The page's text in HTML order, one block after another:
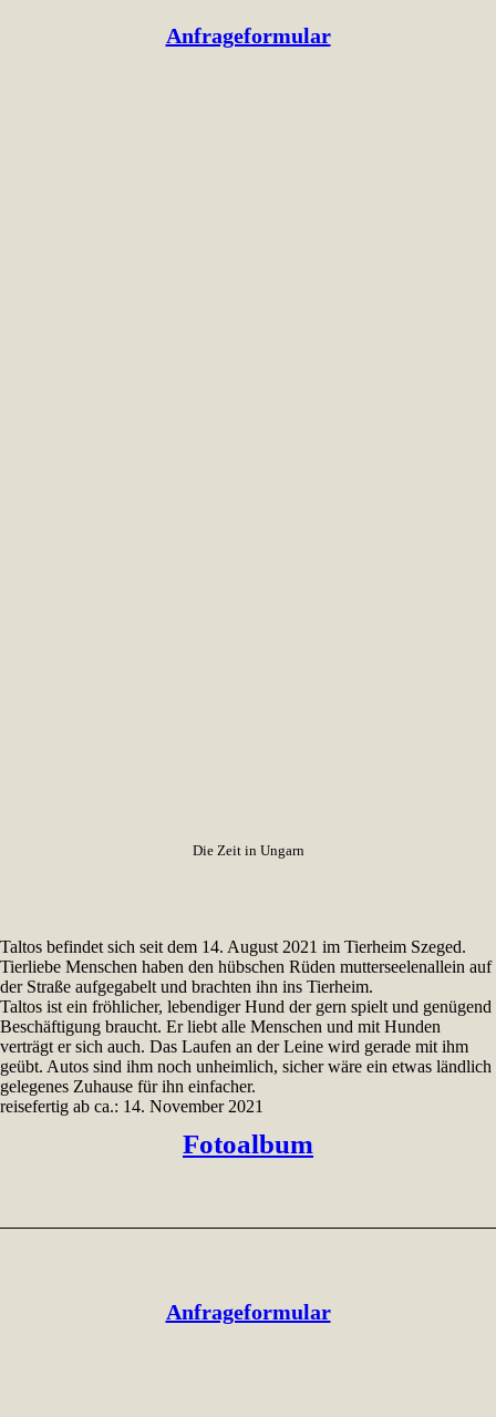
Anfrageformular
Die Zeit in Ungarn
Taltos befindet sich seit dem 14. August 2021 im Tierheim Szeged.
Tierliebe Menschen haben den hübschen Rüden mutterseelenallein auf
der Straße aufgegabelt und brachten ihn ins Tierheim.
Taltos ist ein fröhlicher, lebendiger Hund der gern spielt und genügend
Beschäftigung braucht. Er liebt alle Menschen und mit Hunden
verträgt er sich auch. Das Laufen an der Leine wird gerade mit ihm
geübt. Autos sind ihm noch unheimlich, sicher wäre ein etwas ländlich
gelegenes Zuhause für ihn einfacher.
reisefertig ab ca.: 14. November 2021
Fotoalbum
Anfrageformular